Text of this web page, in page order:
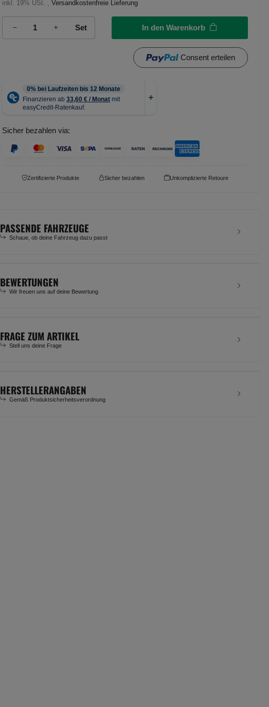
inkl. 19% USt. , Versandkostenfreie Lieferung
Set In den Warenkorb
Consent erteilen
Sicher bezahlen via:
Zertifizierte Produkte Sicher bezahlen Unkomplizierte Retoure
PASSENDE FAHRZEUGE
Schaue, ob deine Fahrzeug dazu passt
BEWERTUNGEN
Wir freuen uns auf deine Bewertung
FRAGE ZUM ARTIKEL
Stell uns deine Frage
HERSTELLERANGABEN
Gemäß Produktsicherheitsverordnung